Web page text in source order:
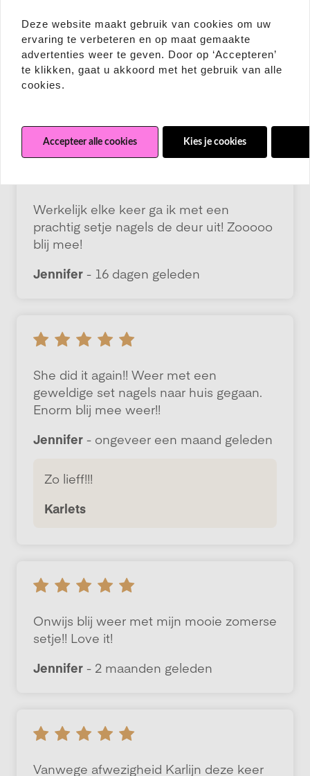
Deze website maakt gebruik van cookies om uw
ervaring te verbeteren en op maat gemaakte
advertenties weer te geven. Door op ‘Accepteren’
te klikken, gaat u akkoord met het gebruik van alle
cookies.
Accepteer alle cookies Kies je cookies